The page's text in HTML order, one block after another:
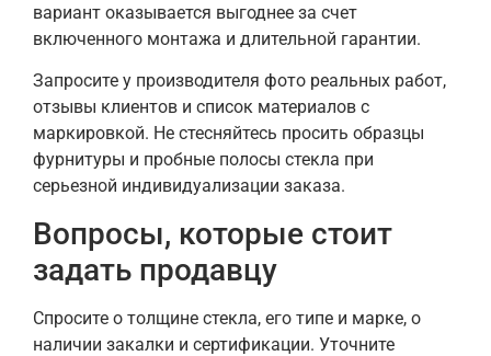
вариант оказывается выгоднее за счет
включенного монтажа и длительной гарантии.
Запросите у производителя фото реальных работ,
отзывы клиентов и список материалов с
маркировкой. Не стесняйтесь просить образцы
фурнитуры и пробные полосы стекла при
серьезной индивидуализации заказа.
Вопросы, которые стоит
задать продавцу
Спросите о толщине стекла, его типе и марке, о
наличии закалки и сертификации. Уточните